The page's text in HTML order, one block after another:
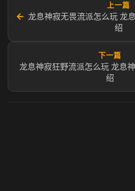
←
上一篇
龙息神寂无畏流派怎么玩 龙
绍
下一篇
龙息神寂狂野流派怎么玩 龙息
绍